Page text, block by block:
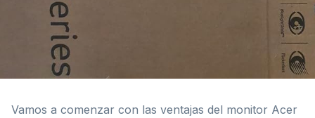
Vamos a comenzar con las ventajas del monitor Acer